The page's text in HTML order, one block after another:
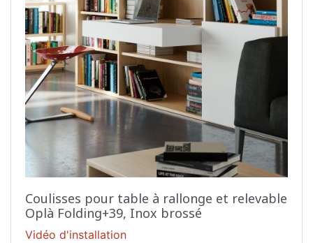
Coulisses pour table à rallonge et relevable
Oplà Folding+39, Inox brossé
Vidéo d'installation